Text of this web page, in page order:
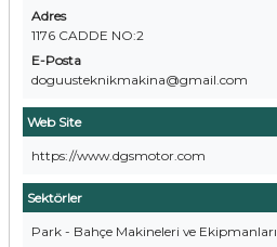
Adres
1176 CADDE NO:2
E-Posta
doguusteknikmakina@gmail.com
Web Site
https://www.dgsmotor.com
Sektörler
Park - Bahçe Makineleri ve Ekipmanları